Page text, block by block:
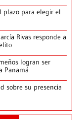
plazo para elegir el
Rivas responde a
logran ser
Panamá
sobre su presencia